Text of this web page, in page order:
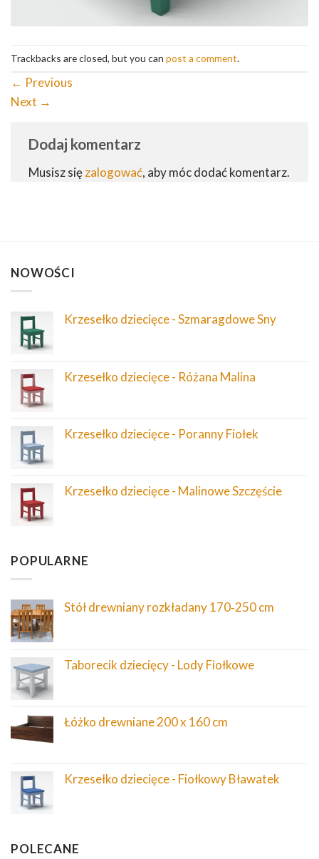
Trackbacks are closed, but you can post a comment.
← Previous
Next →
Dodaj komentarz
Musisz sięzalogować, aby móc dodać komentarz.
NOWOŚCI
Krzesełko dziecięce - Szmaragdowe Sny
Krzesełko dziecięce - Różana Malina
Krzesełko dziecięce - Poranny Fiołek
Krzesełko dziecięce - Malinowe Szczęście
POPULARNE
Stół drewniany rozkładany 170‑250 cm
Taborecik dziecięcy - Lody Fiołkowe
Łóżko drewniane 200 x 160 cm
Krzesełko dziecięce - Fiołkowy Bławatek
POLECANE